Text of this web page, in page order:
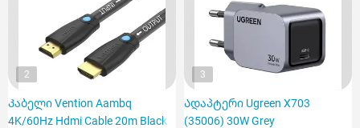
2
Კაბელი Vention Aambq
4K/60Hz Hdmi Cable 20m Black
3
Ადაპტერი Ugreen X703
(35006) 30W Grey